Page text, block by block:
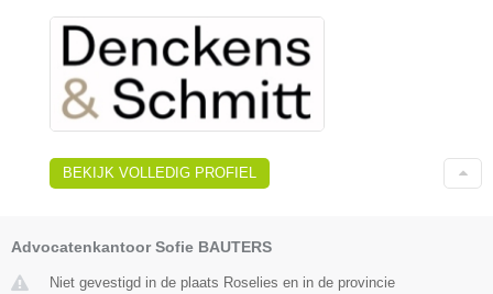
BEKIJK VOLLEDIG PROFIEL
Advocatenkantoor Sofie BAUTERS
Niet gevestigd in de plaats Roselies en in de provincie